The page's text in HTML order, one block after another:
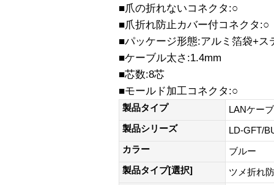
■爪の折れないコネクタ:○
■爪折れ防止カバー付コネクタ:○
■パッケージ形態:アルミ箔袋+ス
■ケーブル太さ:1.4mm
■芯数:8芯
■モールド加工コネクタ:○
製品タイプ
LANケー
製品シリーズ
LD-GFT/
カラー
ブルー
製品タイプ[選択]
ツメ折れ